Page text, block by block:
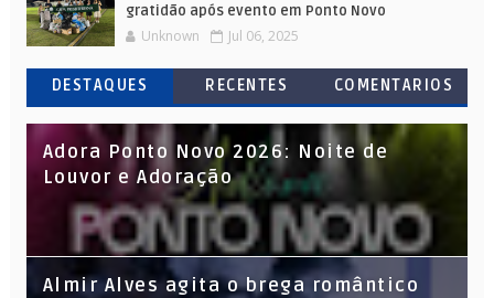
gratidão após evento em Ponto Novo
Unknown Jul 06, 2025
DESTAQUES RECENTES COMENTARIOS
Adora Ponto Novo 2026: Noite de
Louvor e Adoração
Almir Alves agita o brega romântico